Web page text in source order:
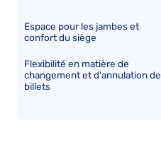
Espace pour les jambes et
confort du siège
Flexibilité en matière de
changement et d'annulation de
billets